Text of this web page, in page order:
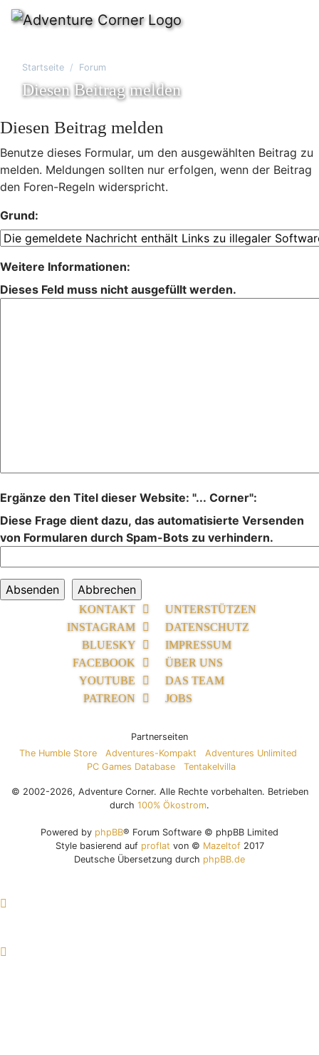
Startseite Forum
Diesen Beitrag melden
Diesen Beitrag melden
Benutze dieses Formular, um den ausgewählten Beitrag zu
melden. Meldungen sollten nur erfolgen, wenn der Beitrag
den Foren-Regeln widerspricht.
Grund:
Weitere Informationen:
Dieses Feld muss nicht ausgefüllt werden.
Ergänze den Titel dieser Website: "... Corner":
Diese Frage dient dazu, das automatisierte Versenden
von Formularen durch Spam-Bots zu verhindern.
KONTAKT
INSTAGRAM
BLUESKY
FACEBOOK
YOUTUBE
PATREON
UNTERSTÜTZEN
DATENSCHUTZ
IMPRESSUM
ÜBER UNS
DAS TEAM
JOBS
Partnerseiten
The Humble Store
Adventures-Kompakt
Adventures Unlimited
PC Games Database
Tentakelvilla
© 2002-2026, Adventure Corner. Alle Rechte vorbehalten. Betrieben
durch 100% Ökostrom.
Powered by phpBB® Forum Software © phpBB Limited
Style basierend auf proflat von © Mazeltof2017
Deutsche Übersetzung durch phpBB.de